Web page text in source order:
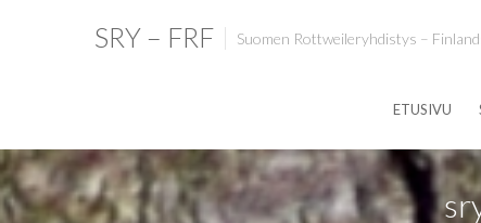
SRY – FRF Suomen Rottweileryhdistys –
ETUSIVU